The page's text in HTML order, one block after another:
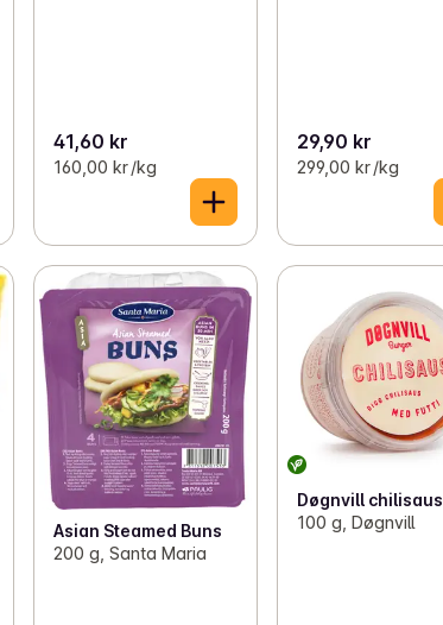
41,60 kr
160,00 kr /kg
29,90 kr
299,00 kr /kg
Asian Steamed Buns
200 g, Santa Maria
Døgnvill chilisaus
100 g, Døgnvill